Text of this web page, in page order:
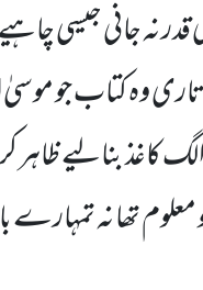
قدر نہ جانی جیسی
وہ کتاب جو
بنالیے ظاہر
تھا نہ تمہارے